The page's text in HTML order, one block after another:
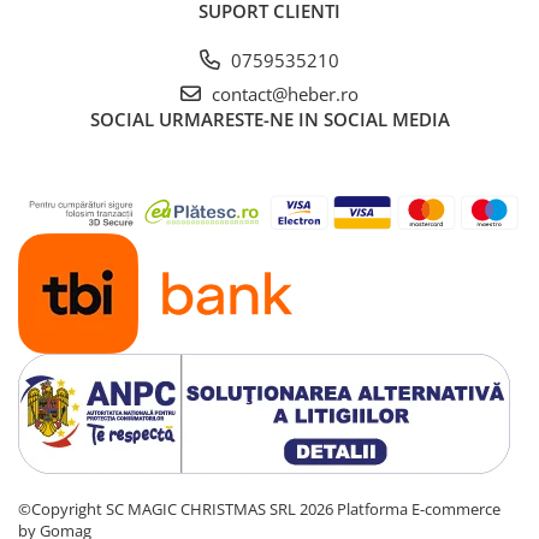
SUPORT CLIENTI
0759535210
contact@heber.ro
SOCIAL URMARESTE-NE IN SOCIAL MEDIA
©Copyright SC MAGIC CHRISTMAS SRL 2026 Platforma E-commerce
by Gomag